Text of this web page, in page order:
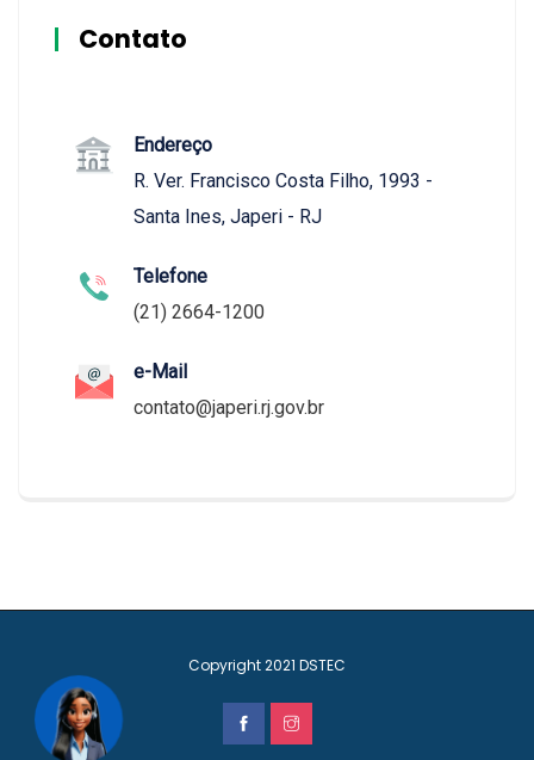
Contato
Endereço
R. Ver. Francisco Costa Filho, 1993 -
Santa Ines, Japeri - RJ
Telefone
(21) 2664-1200
e-Mail
contato@japeri.rj.gov.br
Copyright 2021 DSTEC